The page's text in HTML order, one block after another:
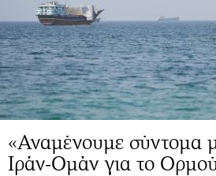
«Αναμένουμε σύντομα
Ιράν-Ομάν για το